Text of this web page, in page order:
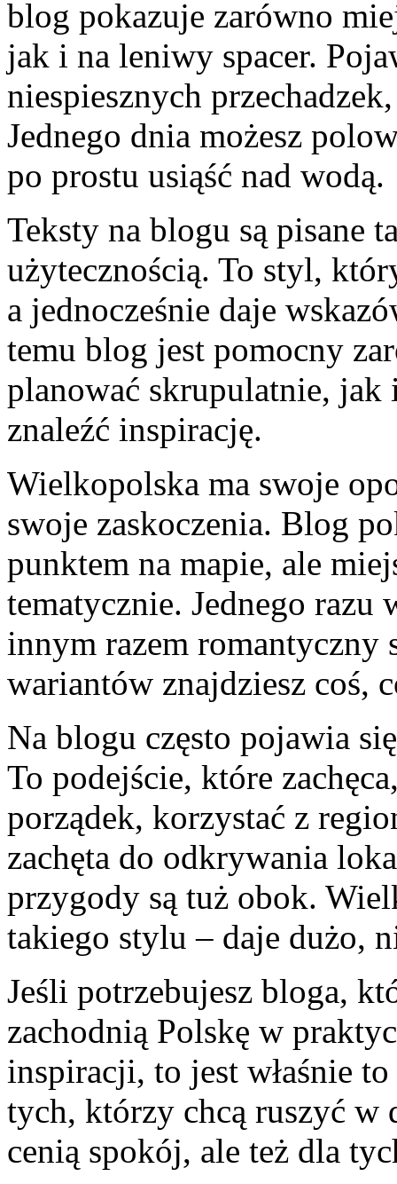
blog pokazuje zarówno
jak i na leniwy spacer.
niespiesznych
Jednego dnia możesz
po prostu usiąść nad wodą.
Teksty na blogu są pisane
użytecznością. To styl,
a jednocześnie daje
temu blog jest pomocny
planować skrupulatnie,
znaleźć inspirację.
Wielkopolska ma swoje
swoje zaskoczenia. Blog
punktem na mapie, ale
tematycznie. Jednego razu
innym razem romantyczny
wariantów znajdziesz coś,
Na blogu często pojawia
To podejście, które
porządek, korzystać z
zachęta do odkrywania
przygody są tuż obok.
takiego stylu – daje dużo,
Jeśli potrzebujesz bloga,
zachodnią Polskę w
inspiracji, to jest właśnie
tych, którzy chcą ruszyć
cenią spokój, ale też dla